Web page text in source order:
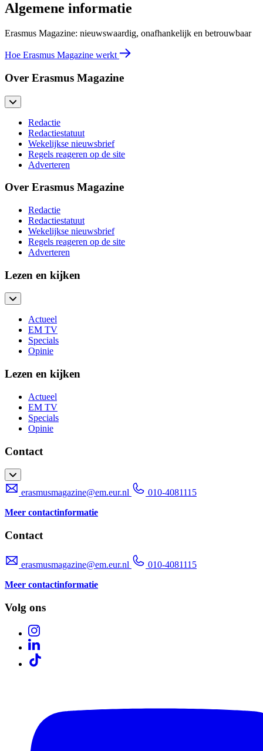
Algemene informatie
Erasmus Magazine: nieuwswaardig, onafhankelijk en betrouwbaar
Hoe Erasmus Magazine werkt
Over Erasmus Magazine
Redactie
Redactiestatuut
Wekelijkse nieuwsbrief
Regels reageren op de site
Adverteren
Over Erasmus Magazine
Redactie
Redactiestatuut
Wekelijkse nieuwsbrief
Regels reageren op de site
Adverteren
Lezen en kijken
Actueel
EM TV
Specials
Opinie
Lezen en kijken
Actueel
EM TV
Specials
Opinie
Contact
erasmusmagazine@em.eur.nl
010-4081115
Meer contactinformatie
Contact
erasmusmagazine@em.eur.nl
010-4081115
Meer contactinformatie
Volg ons